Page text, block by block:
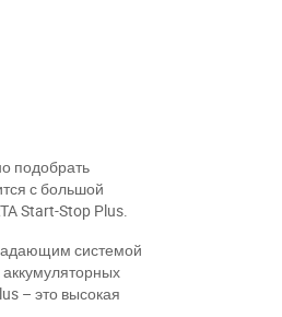
подобрать
с большой
Start-Stop Plus.
системой
– это высокая